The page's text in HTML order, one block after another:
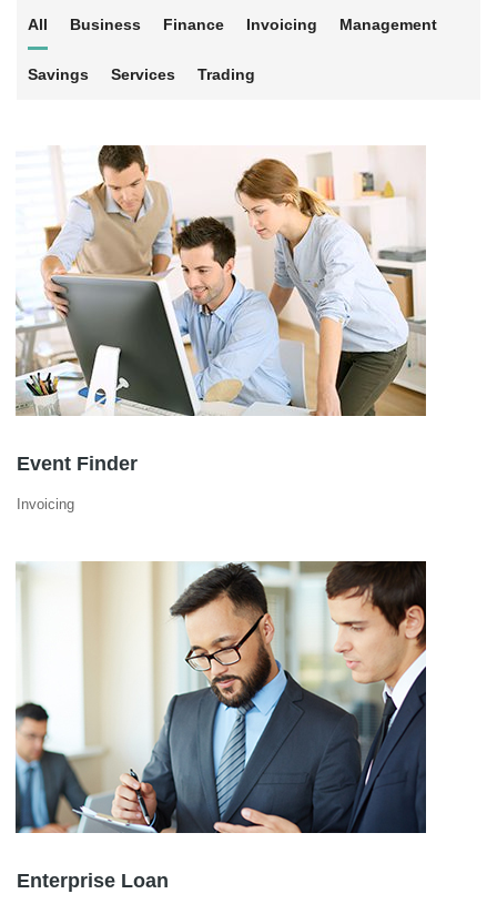
All Business Finance Invoicing Management
Savings Services Trading
Event Finder
Invoicing
Enterprise Loan